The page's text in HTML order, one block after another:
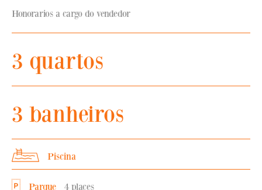
Honorarios a cargo do vendedor
3 quartos
3 banheiros
Piscina
Parque 4 places